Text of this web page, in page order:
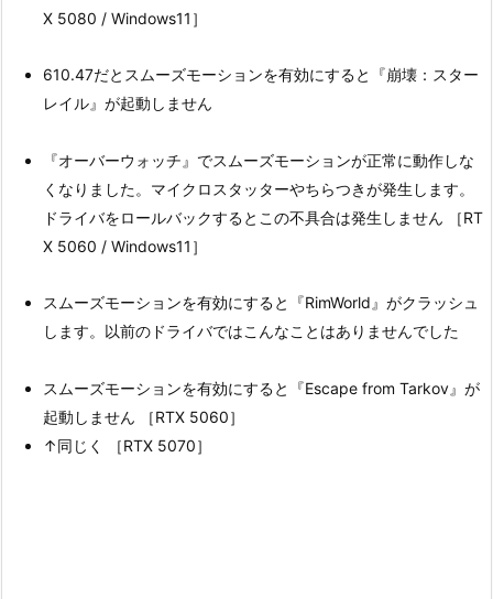
X 5080 / Windows11］
610.47だとスムーズモーションを有効にすると『崩壊：スター
レイル』が起動しません
『オーバーウォッチ』でスムーズモーションが正常に動作しな
くなりました。マイクロスタッターやちらつきが発生します。
ドライバをロールバックするとこの不具合は発生しません ［RT
X 5060 / Windows11］
スムーズモーションを有効にすると『RimWorld』がクラッシュ
します。以前のドライバではこんなことはありませんでした
スムーズモーションを有効にすると『Escape from Tarkov』が
起動しません ［RTX 5060］
↑同じく ［RTX 5070］